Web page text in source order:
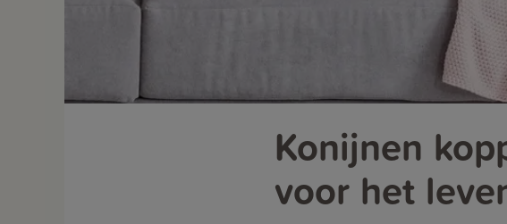
Konijnen
voor het